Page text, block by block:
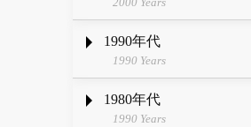
1990年代
1990 Years
1980年代
1990 Years